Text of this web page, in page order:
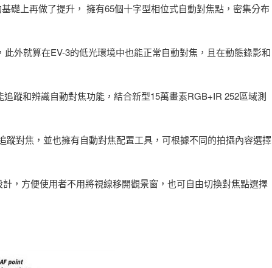
礎上再做了提升， 擁有65個十字型相位式自動對焦點，密集分布
外就算在EV-3的低光環境中也能正常自動對焦，且在動態錄影和
蹤和辨識自動對焦功能，結合新型15萬畫素RGB+IR 252區域測
對焦，並也擁有自動對焦配置工具，可根據不同的拍攝內容選擇
，方便使用者不用將視線移開觀景窗，也可自由切換對焦點選擇